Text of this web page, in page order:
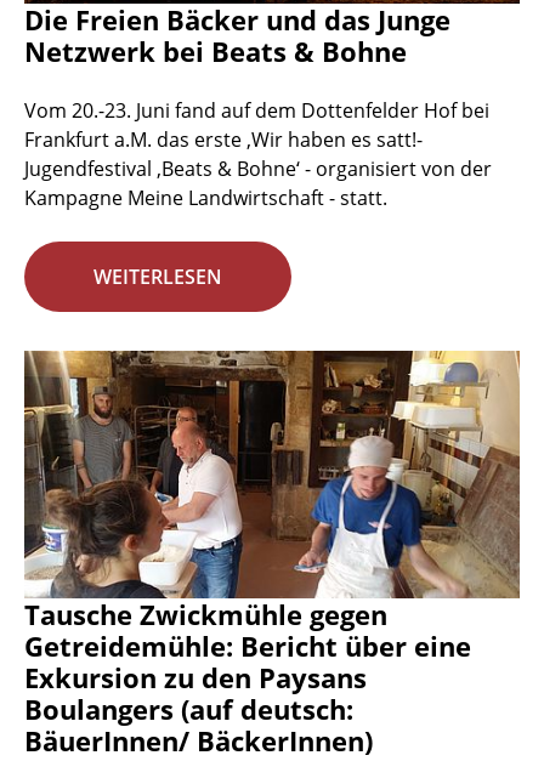
Die Freien Bäcker und das Junge
Netzwerk bei Beats & Bohne
Vom 20.-23. Juni fand auf dem Dottenfelder Hof bei
Frankfurt a.M. das erste ‚Wir haben es satt!-
Jugendfestival ‚Beats & Bohne‘ - organisiert von der
Kampagne Meine Landwirtschaft - statt.
WEITERLESEN
Tausche Zwickmühle gegen
Getreidemühle: Bericht über eine
Exkursion zu den Paysans
Boulangers (auf deutsch:
BäuerInnen/ BäckerInnen)